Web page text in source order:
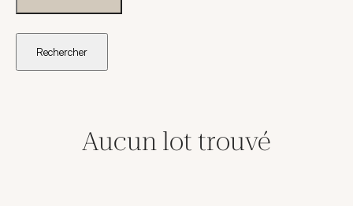
Rechercher
Aucun lot trouvé